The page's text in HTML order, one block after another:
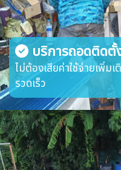
บริการถอดติด
ไม่ต้องเสียค่าใช้จ่ายเพิ่
รวดเร็ว